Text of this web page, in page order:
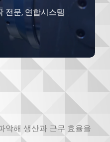
전문, 연합시스템
악해 생산과 근무 효율을